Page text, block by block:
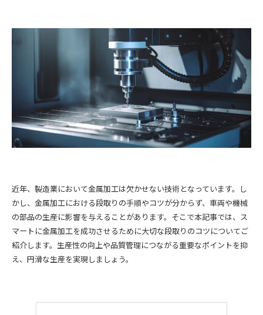
近年、製造業において金属加工は欠かせない技術となっています。し
かし、金属加工における段取りの手順やコツが分からず、車両や機械
の部品の生産に影響を与えることがあります。そこで本記事では、ス
マートに金属加工を成功させるために大切な段取りのコツについてご
紹介します。生産性の向上や品質管理につながる重要なポイントを抑
え、円滑な生産を実現しましょう。